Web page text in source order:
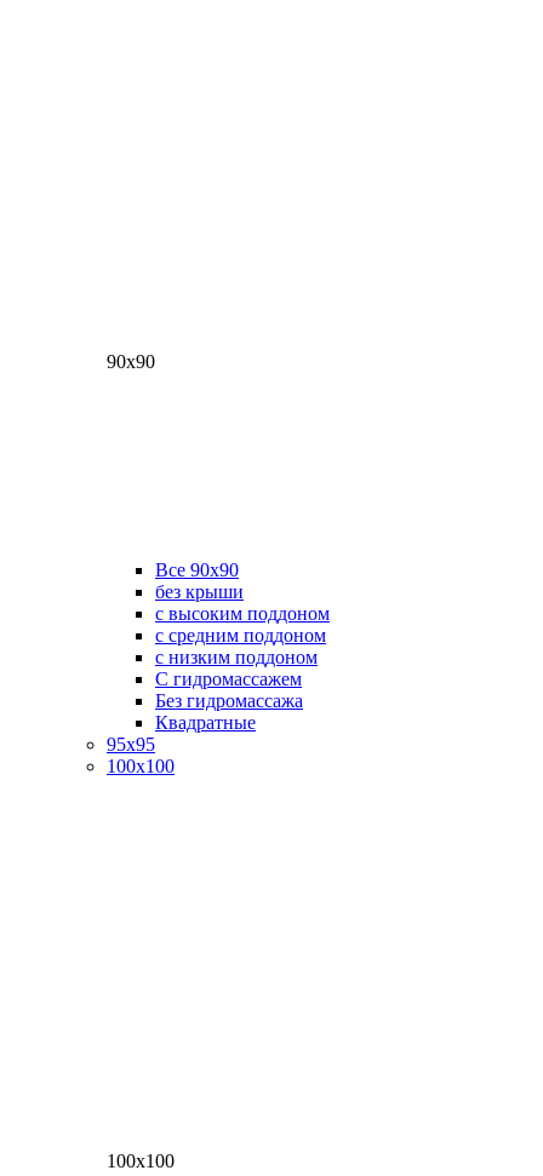
90х90
Все 90х90
без крыши
с высоким поддоном
с средним поддоном
с низким поддоном
С гидромассажем
Без гидромассажа
Квадратные
95х95
100х100
100х100